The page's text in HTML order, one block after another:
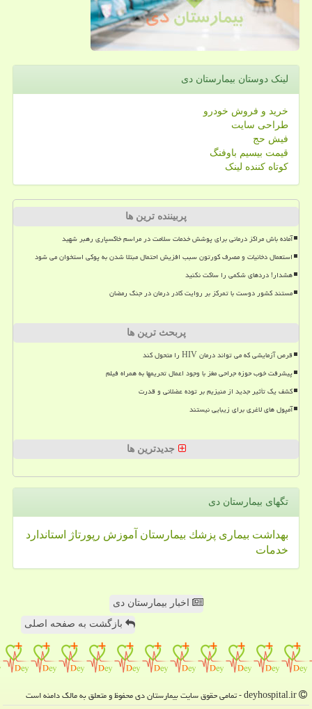
لینک دوستان بیمارستان دی
خرید و فروش خودرو
طراحی سایت
فیش حج
قیمت بیسیم باوفنگ
کوتاه کننده لینک
پربیننده ترین ها
آماده باش مراکز درمانی برای پوشش خدمات سلامت در مراسم خاکسپاری رهبر شهید
استعمال دخانیات و مصرف کورتون سبب افزیش احتمال مبتلا شدن به پوکی استخوان می شود
هشدار! دردهای شکمی را ساکت نکنید
مستند کشور دوست با تمرکز بر روایت کادر درمان در جنگ رمضان
پربحث ترین ها
قرص آزمایشی که می تواند درمان HIV را متحول کند
پیشرفت خوب حوزه جراحی مغز با وجود اعمال تحریمها به همراه فیلم
کشف یک تأثیر جدید از منیزیم بر توده عضلانی و قدرت
آمپول های لاغری برای زیبایی نیستند
جدیدترین ها
تگهای بیمارستان دی
بهداشت بیماری پزشك بیمارستان آموزش رپورتاژ
استاندارد
خدمات
اخبار بیمارستان دی
بازگشت به صفحه اصلی